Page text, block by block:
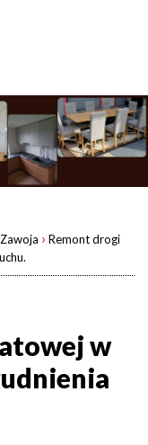
Zawoja › Remont drogi
w